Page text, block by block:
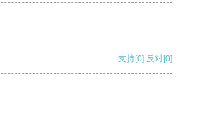
支持[0] 反对[0]